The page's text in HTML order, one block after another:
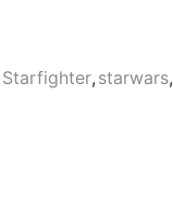
Starfighter, starwars,